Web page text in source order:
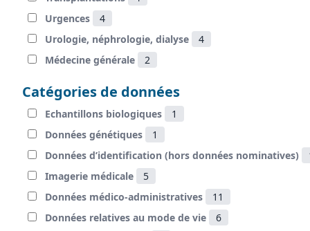
Urgences
4
Urologie, néphrologie, dialyse
4
Médecine générale
2
Catégories de données
Echantillons biologiques
1
Données génétiques
1
Données d’identification (hors données nominatives)
Imagerie médicale
5
Données médico-administratives
11
Données relatives au mode de vie
6